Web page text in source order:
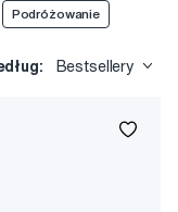
i pracują na
Podróżowanie
Bestsellery